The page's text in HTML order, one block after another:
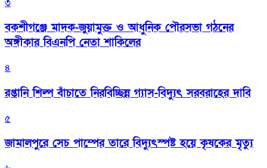
৩
বকশীগঞ্জে মাদক-জুয়ামুক্ত ও আধুনিক পৌরসভা গঠনের
অঙ্গীকার বিএনপি নেতা শাকিলের
৪
রপ্তানি শিল্প বাঁচাতে নিরবিচ্ছিন্ন গ্যাস-বিদ্যুৎ সরবরাহের দাবি
৫
জামালপুরে সেচ পাম্পের তারে বিদ্যুৎস্পষ্ট হয়ে কৃষকের মৃত্যু